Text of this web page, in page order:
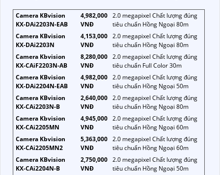
Camera KBvision
KX-DAi2203N-EAB
4,982,000
VNĐ
2.0 megapixel Chất lượng đúng
tiêu chuẩn Hồng Ngoại 80m
Camera KBvision
KX-DAi2203N
4,153,000
VNĐ
2.0 megapixel Chất lượng đúng
tiêu chuẩn Hồng Ngoại 80m
Camera Kbvision
KX-CAiF2203N-AB
8,280,000
VNĐ
2.0 megapixel Chất lượng đúng
tiêu chuẩn Full Color 30m
Camera KBvision
KX-DAi2204N-EAB
4,982,000
VNĐ
2.0 megapixel Chất lượng đúng
tiêu chuẩn Hồng Ngoại 50m
Camera KBvision
KX-CAi2203N-B
2,640,000
VNĐ
2.0 megapixel Chất lượng đúng
tiêu chuẩn Hồng Ngoại 80m
Camera Kbvision
KX-CAi2205MN
4,945,000
VNĐ
2.0 megapixel Chất lượng đúng
tiêu chuẩn Hồng Ngoại 60m
Camera Kbvision
KX-CAi2205MN2
5,363,000
VNĐ
2.0 megapixel Chất lượng đúng
tiêu chuẩn Hồng Ngoại 60m
Camera KBvision
KX-CAi2204N-B
2,750,000
VNĐ
2.0 megapixel Chất lượng đúng
tiêu chuẩn Hồng Ngoại 50m